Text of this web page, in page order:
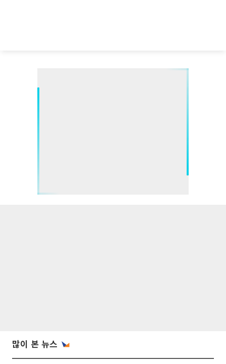
많이 본 뉴스